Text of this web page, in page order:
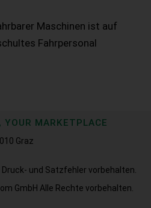
Maschinen ist auf
Fahrpersonal
YOUR MARKETPLACE
Graz
und Satzfehler vorbehalten.
GmbH Alle Rechte vorbehalten.